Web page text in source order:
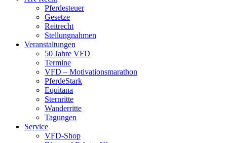
Pferdesteuer
Gesetze
Reitrecht
Stellungnahmen
Veranstaltungen
50 Jahre VFD
Termine
VFD – Motivationsmarathon
PferdeStark
Equitana
Sternritte
Wanderritte
Tagungen
Service
VFD-Shop